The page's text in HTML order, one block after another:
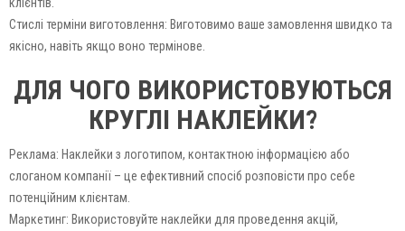
Стислі терміни виготовлення: Виготовимо ваше замовлення швидко та
якісно, ​​навіть якщо воно термінове.
ДЛЯ ЧОГО ВИКОРИСТОВУЮТЬСЯ
КРУГЛІ НАКЛЕЙКИ?
Реклама: Наклейки з логотипом, контактною інформацією або
слоганом компанії – це ефективний спосіб розповісти про себе
потенційним клієнтам.
Маркетинг: Використовуйте наклейки для проведення акцій,